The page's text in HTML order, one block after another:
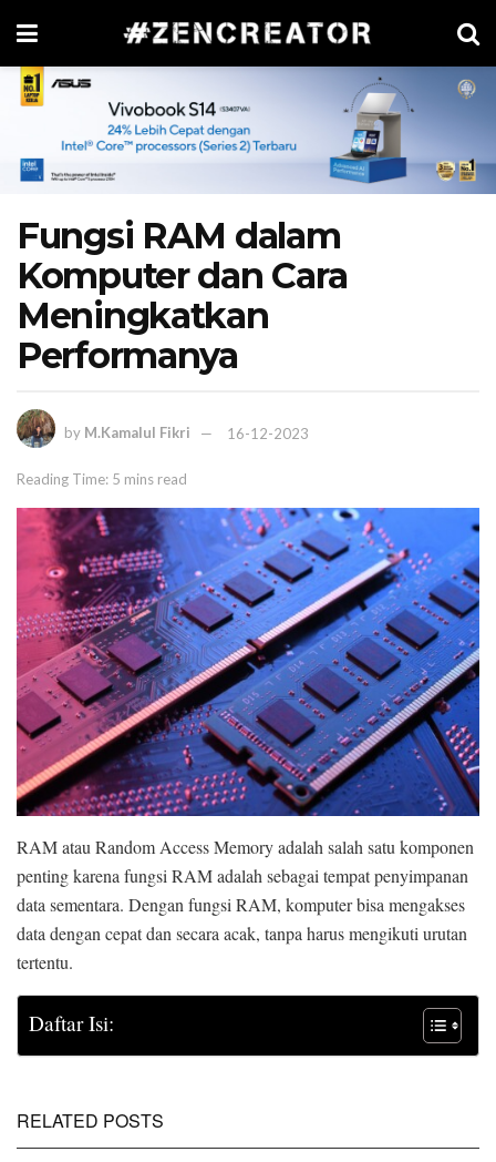
Fungsi RAM dalam
Komputer dan Cara
Meningkatkan
Performanya
by M.Kamalul Fikri 16-12-2023
Reading Time: 5 mins read
RAM atau Random Access Memory adalah salah satu komponen
penting karena fungsi RAM adalah sebagai tempat penyimpanan
data sementara. Dengan fungsi RAM, komputer bisa mengakses
data dengan cepat dan secara acak, tanpa harus mengikuti urutan
tertentu.
Daftar Isi:
RELATED POSTS